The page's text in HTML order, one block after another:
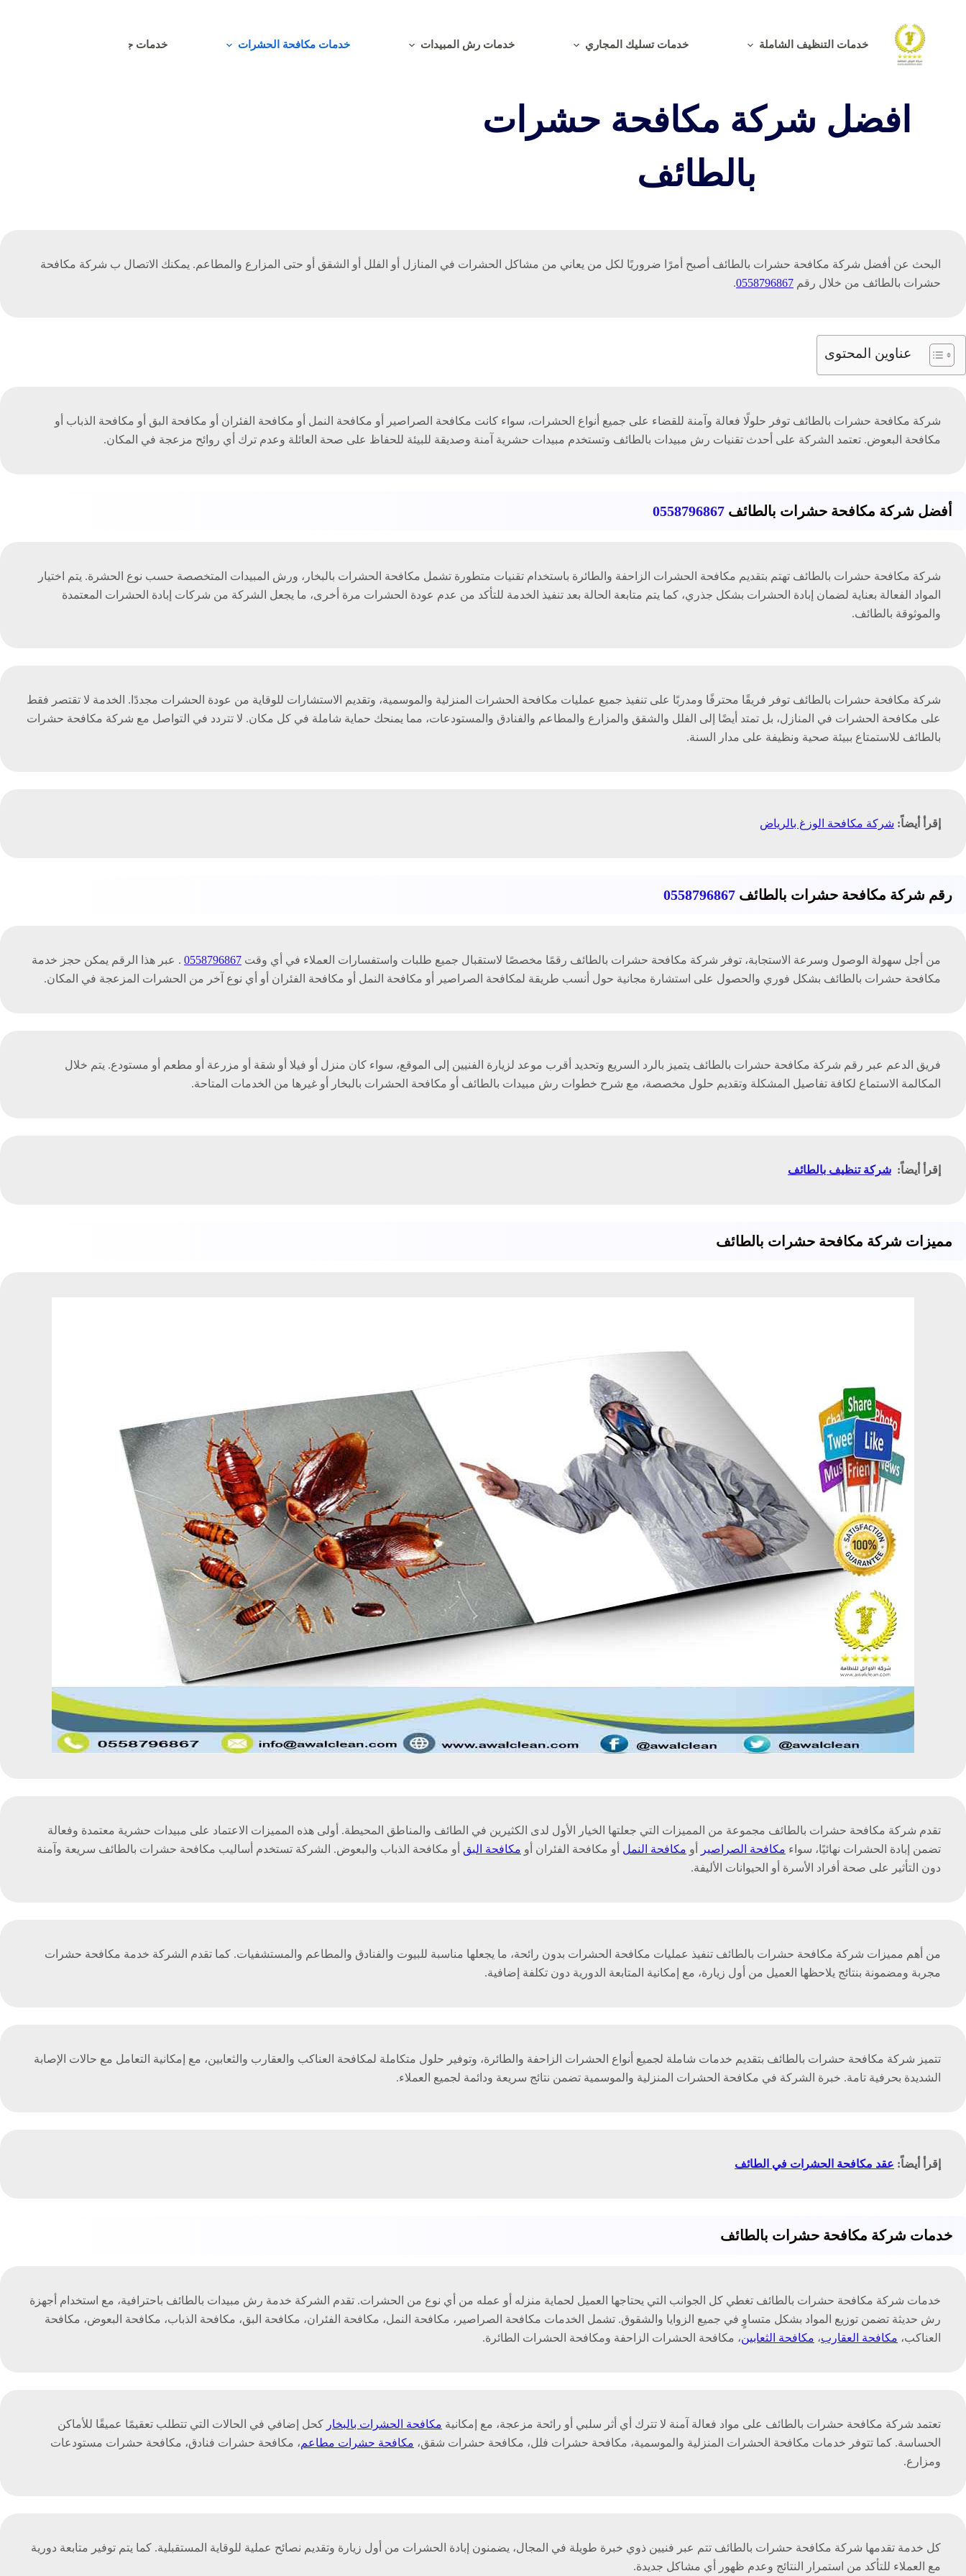
خدمات التنظيف الشاملة خدمات تسليك المجاري خدمات رش المبيدات خدمات مكافحة الحشرات خدمات جلي البلاط
افضل شركة مكافحة حشرات
بالطائف
البحث عن أفضل شركة مكافحة حشرات بالطائف أصبح أمرًا ضروريًا لكل من يعاني من مشاكل الحشرات في المنازل أو الفلل أو الشقق أو حتى المزارع والمطاعم. يمكنك الاتصال ب شركة مكافحة
حشرات بالطائف من خلال رقم 0558796867
.
عناوين المحتوى
شركة مكافحة حشرات بالطائف توفر حلولًا فعالة وآمنة للقضاء على جميع أنواع الحشرات، سواء كانت مكافحة الصراصير أو مكافحة النمل أو مكافحة الفئران أو مكافحة البق أو مكافحة الذباب أو
مكافحة البعوض. تعتمد الشركة على أحدث تقنيات رش مبيدات بالطائف وتستخدم مبيدات حشرية آمنة وصديقة للبيئة للحفاظ على صحة العائلة وعدم ترك أي روائح مزعجة في المكان.
أفضل شركة مكافحة حشرات بالطائف 0558796867
شركة مكافحة حشرات بالطائف تهتم بتقديم مكافحة الحشرات الزاحفة والطائرة باستخدام تقنيات متطورة تشمل مكافحة الحشرات بالبخار، ورش المبيدات المتخصصة حسب نوع الحشرة. يتم اختيار
المواد الفعالة بعناية لضمان إبادة الحشرات بشكل جذري، كما يتم متابعة الحالة بعد تنفيذ الخدمة للتأكد من عدم عودة الحشرات مرة أخرى، ما يجعل الشركة من شركات إبادة الحشرات المعتمدة
والموثوقة بالطائف.
شركة مكافحة حشرات بالطائف توفر فريقًا محترفًا ومدربًا على تنفيذ جميع عمليات مكافحة الحشرات المنزلية والموسمية، وتقديم الاستشارات للوقاية من عودة الحشرات مجددًا. الخدمة لا تقتصر فقط
على مكافحة الحشرات في المنازل، بل تمتد أيضًا إلى الفلل والشقق والمزارع والمطاعم والفنادق والمستودعات، مما يمنحك حماية شاملة في كل مكان. لا تتردد في التواصل مع شركة مكافحة حشرات
بالطائف للاستمتاع ببيئة صحية ونظيفة على مدار السنة.
إقرأ أيضاً: شركة مكافحة الوزغ بالرياض
رقم شركة مكافحة حشرات بالطائف 0558796867
من أجل سهولة الوصول وسرعة الاستجابة، توفر شركة مكافحة حشرات بالطائف رقمًا مخصصًا لاستقبال جميع طلبات واستفسارات العملاء في أي وقت 0558796867 . عبر هذا الرقم يمكن حجز خدمة
مكافحة حشرات بالطائف بشكل فوري والحصول على استشارة مجانية حول أنسب طريقة لمكافحة الصراصير أو مكافحة النمل أو مكافحة الفئران أو أي نوع آخر من الحشرات المزعجة في المكان.
فريق الدعم عبر رقم شركة مكافحة حشرات بالطائف يتميز بالرد السريع وتحديد أقرب موعد لزيارة الفنيين إلى الموقع، سواء كان منزل أو فيلا أو شقة أو مزرعة أو مطعم أو مستودع. يتم خلال
المكالمة الاستماع لكافة تفاصيل المشكلة وتقديم حلول مخصصة، مع شرح خطوات رش مبيدات بالطائف أو مكافحة الحشرات بالبخار أو غيرها من الخدمات المتاحة.
إقرأ أيضاً: شركة تنظيف بالطائف
مميزات شركة مكافحة حشرات بالطائف
تقدم شركة مكافحة حشرات بالطائف مجموعة من المميزات التي جعلتها الخيار الأول لدى الكثيرين في الطائف والمناطق المحيطة. أولى هذه المميزات الاعتماد على مبيدات حشرية معتمدة وفعالة
تضمن إبادة الحشرات نهائيًا، سواء مكافحة الصراصير أو مكافحة النمل أو مكافحة الفئران أو مكافحة البق أو مكافحة الذباب والبعوض. الشركة تستخدم أساليب مكافحة حشرات بالطائف سريعة وآمنة
دون التأثير على صحة أفراد الأسرة أو الحيوانات الأليفة.
من أهم مميزات شركة مكافحة حشرات بالطائف تنفيذ عمليات مكافحة الحشرات بدون رائحة، ما يجعلها مناسبة للبيوت والفنادق والمطاعم والمستشفيات. كما تقدم الشركة خدمة مكافحة حشرات
مجربة ومضمونة بنتائج يلاحظها العميل من أول زيارة، مع إمكانية المتابعة الدورية دون تكلفة إضافية.
تتميز شركة مكافحة حشرات بالطائف بتقديم خدمات شاملة لجميع أنواع الحشرات الزاحفة والطائرة، وتوفير حلول متكاملة لمكافحة العناكب والعقارب والثعابين، مع إمكانية التعامل مع حالات الإصابة
الشديدة بحرفية تامة. خبرة الشركة في مكافحة الحشرات المنزلية والموسمية تضمن نتائج سريعة ودائمة لجميع العملاء.
إقرأ أيضاً: عقد مكافحة الحشرات في الطائف
خدمات شركة مكافحة حشرات بالطائف
خدمات شركة مكافحة حشرات بالطائف تغطي كل الجوانب التي يحتاجها العميل لحماية منزله أو عمله من أي نوع من الحشرات. تقدم الشركة خدمة رش مبيدات بالطائف باحترافية، مع استخدام أجهزة
رش حديثة تضمن توزيع المواد بشكل متساوٍ في جميع الزوايا والشقوق. تشمل الخدمات مكافحة الصراصير، مكافحة النمل، مكافحة الفئران، مكافحة البق، مكافحة الذباب، مكافحة البعوض، مكافحة
العناكب، مكافحة العقارب، مكافحة الثعابين، مكافحة الحشرات الزاحفة ومكافحة الحشرات الطائرة.
تعتمد شركة مكافحة حشرات بالطائف على مواد فعالة آمنة لا تترك أي أثر سلبي أو رائحة مزعجة، مع إمكانية مكافحة الحشرات بالبخار كحل إضافي في الحالات التي تتطلب تعقيمًا عميقًا للأماكن
الحساسة. كما تتوفر خدمات مكافحة الحشرات المنزلية والموسمية، مكافحة حشرات فلل، مكافحة حشرات شقق، مكافحة حشرات مطاعم، مكافحة حشرات فنادق، مكافحة حشرات مستودعات
ومزارع.
كل خدمة تقدمها شركة مكافحة حشرات بالطائف تتم عبر فنيين ذوي خبرة طويلة في المجال، يضمنون إبادة الحشرات من أول زيارة وتقديم نصائح عملية للوقاية المستقبلية. كما يتم توفير متابعة دورية
مع العملاء للتأكد من استمرار النتائج وعدم ظهور أي مشاكل جديدة.